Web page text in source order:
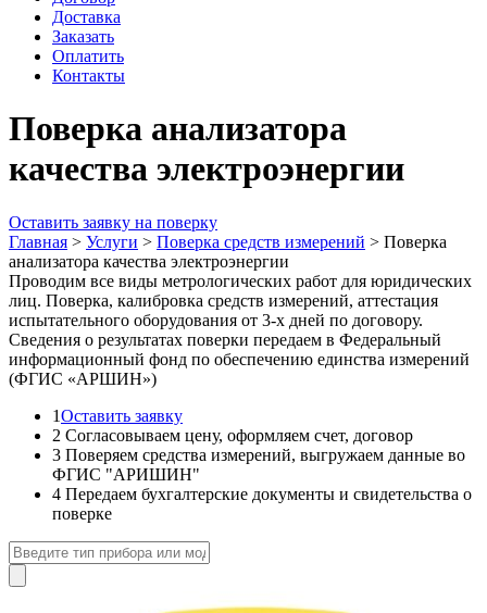
Доставка
Заказать
Оплатить
Контакты
Поверка анализатора
качества электроэнергии
Оставить заявку на поверку
Главная > Услуги > Поверка средств измерений > Поверка
анализатора качества электроэнергии
Проводим все виды метрологических работ для юридических
лиц. Поверка, калибровка средств измерений, аттестация
испытательного оборудования от 3-х дней по договору.
Сведения о результатах поверки передаем в Федеральный
информационный фонд по обеспечению единства измерений
(ФГИС «АРШИН»)
1Оставить заявку
2 Согласовываем цену, оформляем счет, договор
3 Поверяем средства измерений, выгружаем данные во
ФГИС "АРИШИН"
4 Передаем бухгалтерские документы и свидетельства о
поверке